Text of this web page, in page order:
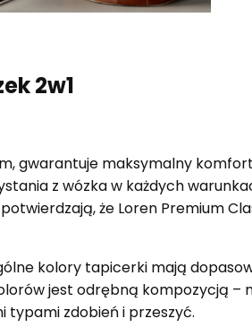
2w1
gwarantuje maksymalny
z wózka w każdych
że Loren Premium
kolory tapicerki mają
jest odrębną kompozycją –
typami zdobień i przeszyć.